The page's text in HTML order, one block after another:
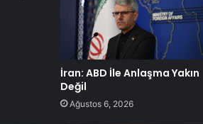
İran: ABD İle Anlaşma Yakın
Değil
Ağustos 6, 2026